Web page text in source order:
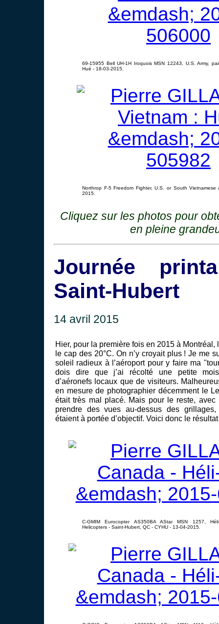
69-15955 Bell UH-1H Iroquois MSN 12243, U.S. Army,
Hué - 18-03-2015.
Northrop F-5 Freedom Fighter, U.S. or South
2015.
Cliquez sur les photos pour
en pleine
Journée
Saint-Hubert
14 avril 2015
Hier, pour la première fois en 2015 à Montréal,
le cap des 20°C. On n’y croyait plus ! Je me
soleil radieux à l’aéroport pour y faire ma
dois dire que j’ai récolté une petite
d’aéronefs locaux que de visiteurs.
en mesure de photographier décemment le
était très mal placé. Mais pour le reste,
prendre des vues au-dessus des grillages,
étaient à portée d’objectif. Voici donc le
C-GMIM Eurocopter AS350BA AStar MSN 1257, Héli-
Helicopters - Saint-Hubert, QC - CYHU - 13-04-2015.